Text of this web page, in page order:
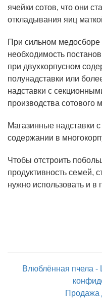
ячейки сотов, что они
откладывания яиц
При сильном медосборе
необходимость
при двухкорпусном
полунадставки или
надставки с
производства сотового
Магазинные надставки
содержании в
Чтобы отстроить
продуктивность семей,
нужно использовать и в
Влюблённая пчела -
Продажа